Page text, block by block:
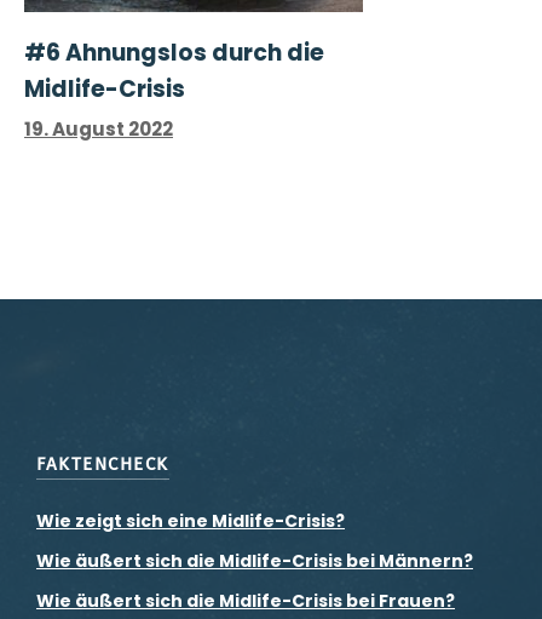
#6 Ahnungslos durch die
Midlife-Crisis
19. August 2022
FAKTENCHECK
Wie zeigt sich eine Midlife-Crisis?
Wie äußert sich die Midlife-Crisis bei Männern?
Wie äußert sich die Midlife-Crisis bei Frauen?